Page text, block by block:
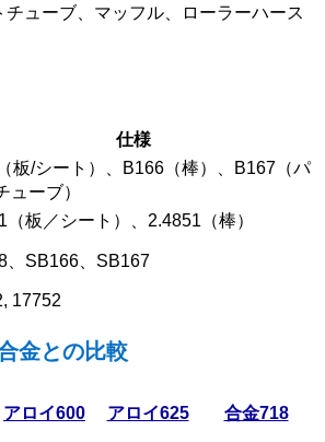
チューブ、マッフル、ローラーハース
仕様
板/シート）、B166（棒）、B167（パ
ューブ）
（板／シート）、2.4851（棒）
、SB166、SB167
17752
金との比較
アロイ600 アロイ625 合金718